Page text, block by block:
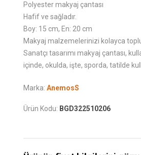
Polyester makyaj çantası
Hafif ve sağladır.
Boy: 15 cm, En: 20 cm
Makyaj malzemelerinizi kolayca
Sanatçı tasarımı makyaj çantası,
içinde, okulda, işte, sporda, tatilde
Marka: AnemosS
Ürün Kodu: BGD322510206